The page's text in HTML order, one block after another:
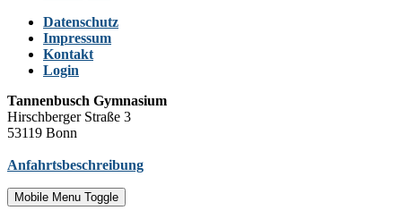
Datenschutz
Impressum
Kontakt
Login
Tannenbusch Gymnasium
Hirschberger Straße 3
53119 Bonn
Anfahrtsbeschreibung
Mobile Menu Toggle